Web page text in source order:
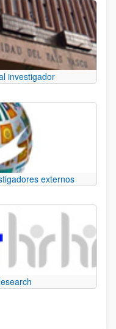
investigador
externos